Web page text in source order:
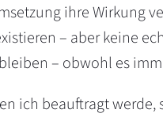
ihre Wirkung
– aber keine
– obwohl es
ich beauftragt